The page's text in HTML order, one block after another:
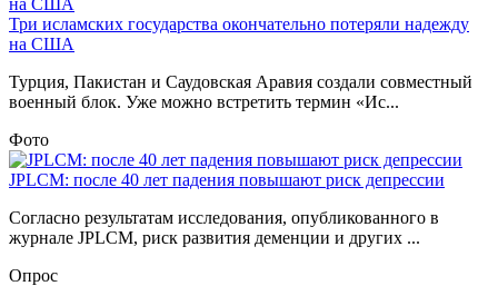
Три исламских государства окончательно потеряли надежду
на США
Турция, Пакистан и Саудовская Аравия создали совместный
военный блок. Уже можно встретить термин «Ис...
Фото
JPLCM: после 40 лет падения повышают риск депрессии
Согласно результатам исследования, опубликованного в
журнале JPLCM, риск развития деменции и других ...
Опрос